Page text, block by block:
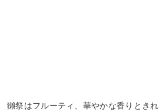
獺祭はフルーティ、華やかな香りとき